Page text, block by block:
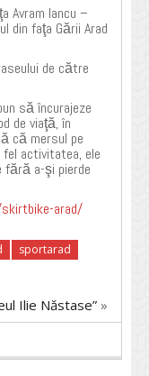
Avram Iancu –
din faţa Gării Arad
de către
să încurajeze
de viaţă, în
că mersul pe
activitatea, ele
fără a-şi pierde
arad/
sportarad
Ilie Năstase” »